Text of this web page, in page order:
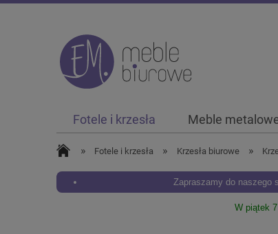
Fotele i krzesła Meble
» Fotele i krzesła » Krzesła biurowe »
Zapraszamy do naszego
W piątek